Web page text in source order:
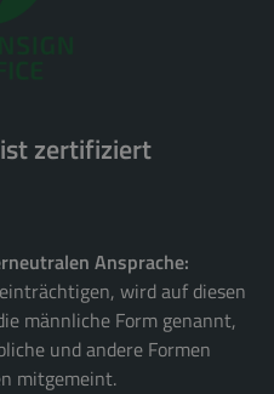
zertifiziert
Ansprache:
wird auf diesen
männliche Form genannt,
und andere Formen
mitgemeint.